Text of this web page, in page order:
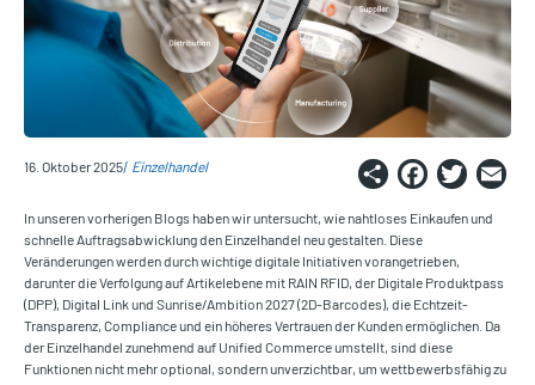
16. Oktober 2025 Einzelhandel Share
In unseren vorherigen Blogs haben wir untersucht, wie nahtloses Einkaufen und
schnelle Auftragsabwicklung den Einzelhandel neu gestalten. Diese
Veränderungen werden durch wichtige digitale Initiativen vorangetrieben,
darunter die Verfolgung auf Artikelebene mit RAIN RFID, der Digitale Produktpass
(DPP), Digital Link und Sunrise/Ambition 2027 (2D-Barcodes), die Echtzeit-
Transparenz, Compliance und ein höheres Vertrauen der Kunden ermöglichen. Da
der Einzelhandel zunehmend auf Unified Commerce umstellt, sind diese
Funktionen nicht mehr optional, sondern unverzichtbar, um wettbewerbsfähig zu